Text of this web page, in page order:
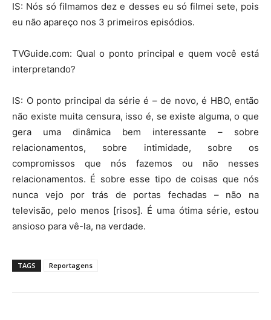
IS: Nós só filmamos dez e desses eu só filmei sete, pois
eu não apareço nos 3 primeiros episódios.
TVGuide.com: Qual o ponto principal e quem você está
interpretando?
IS: O ponto principal da série é – de novo, é HBO, então
não existe muita censura, isso é, se existe alguma, o que
gera uma dinâmica bem interessante – sobre
relacionamentos, sobre intimidade, sobre os
compromissos que nós fazemos ou não nesses
relacionamentos. É sobre esse tipo de coisas que nós
nunca vejo por trás de portas fechadas – não na
televisão, pelo menos [risos]. É uma ótima série, estou
ansioso para vê-la, na verdade.
TAGS Reportagens